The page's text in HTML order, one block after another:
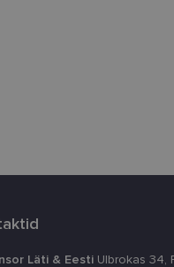
Läti & EestiUlbrokas 34,